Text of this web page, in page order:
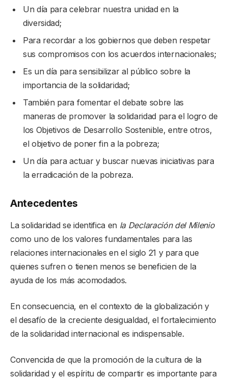
Un día para celebrar nuestra unidad en la
diversidad;
Para recordar a los gobiernos que deben respetar
sus compromisos con los acuerdos internacionales;
Es un día para sensibilizar al público sobre la
importancia de la solidaridad;
También para fomentar el debate sobre las
maneras de promover la solidaridad para el logro de
los Objetivos de Desarrollo Sostenible, entre otros,
el objetivo de poner fin a la pobreza;
Un día para actuar y buscar nuevas iniciativas para
la erradicación de la pobreza.
Antecedentes
La solidaridad se identifica en la Declaración del Milenio
como uno de los valores fundamentales para las
relaciones internacionales en el siglo 21 y para que
quienes sufren o tienen menos se beneficien de la
ayuda de los más acomodados.
En consecuencia, en el contexto de la globalización y
el desafío de la creciente desigualdad, el fortalecimiento
de la solidaridad internacional es indispensable.
Convencida de que la promoción de la cultura de la
solidaridad y el espíritu de compartir es importante para